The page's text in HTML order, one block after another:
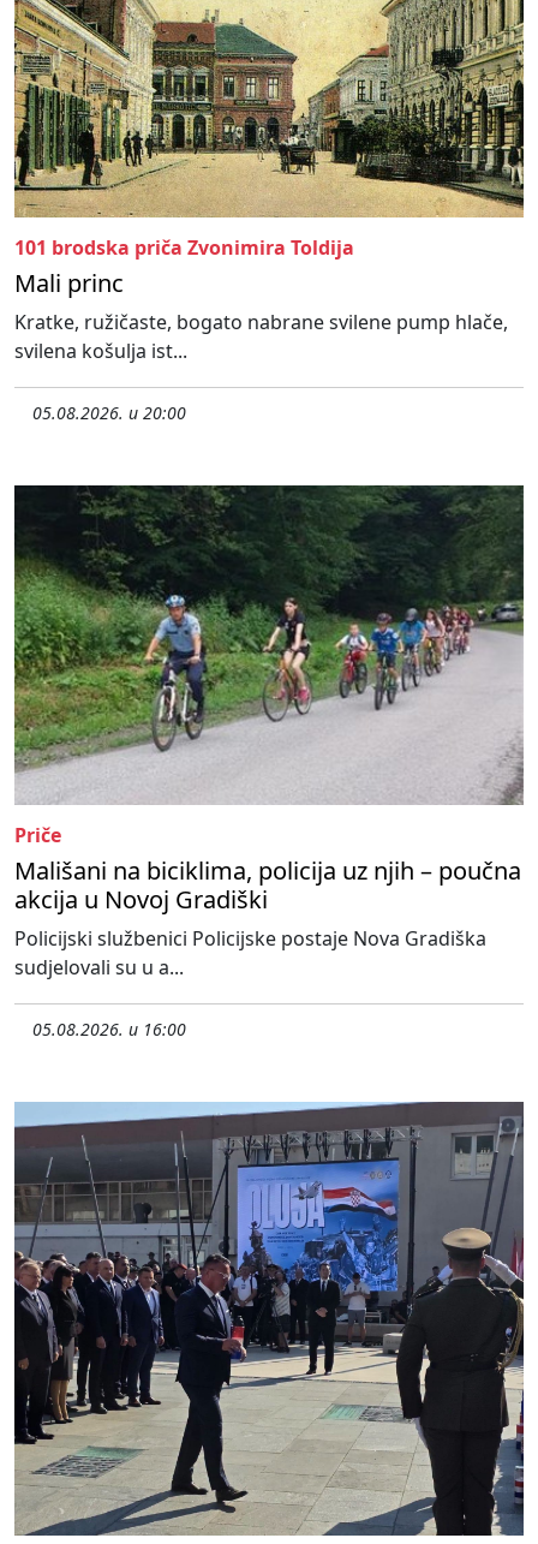
101 brodska priča Zvonimira Toldija
Mali princ
Kratke, ružičaste, bogato nabrane svilene pump hlače,
svilena košulja ist...
05.08.2026. u 20:00
Priče
Mališani na biciklima, policija uz njih – poučna
akcija u Novoj Gradiški
Policijski službenici Policijske postaje Nova Gradiška
sudjelovali su u a...
05.08.2026. u 16:00